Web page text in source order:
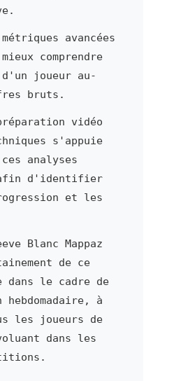
avancées
comprendre
joueur au-
bruts.
vidéo
s'appuie
analyses
d'identifier
et les
Blanc Mappaz
de ce
dans le cadre de
à
les joueurs de
dans les